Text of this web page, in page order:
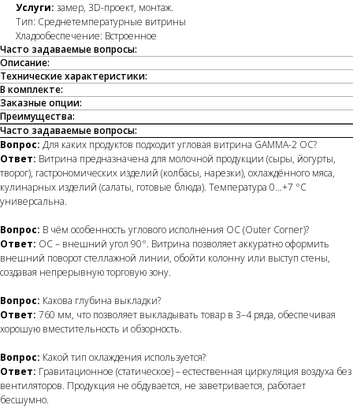
Услуги: замер, 3D-проект, монтаж.
Тип: Среднетемпературные витрины
Хладообеспечение: Встроенное
Часто задаваемые вопросы:
Описание:
Технические характеристики:
В комплекте:
Заказные опции:
Преимущества:
Часто задаваемые вопросы:
Вопрос: Для каких продуктов подходит угловая витрина GAMMA-2 OC?
Ответ: Витрина предназначена для молочной продукции (сыры, йогурты,
творог), гастрономических изделий (колбасы, нарезки), охлаждённого мяса,
кулинарных изделий (салаты, готовые блюда). Температура 0…+7 °C
универсальна.
Вопрос: В чём особенность углового исполнения OC (Outer Corner)?
Ответ: OC – внешний угол 90°. Витрина позволяет аккуратно оформить
внешний поворот стеллажной линии, обойти колонну или выступ стены,
создавая непрерывную торговую зону.
Вопрос: Какова глубина выкладки?
Ответ: 760 мм, что позволяет выкладывать товар в 3–4 ряда, обеспечивая
хорошую вместительность и обзорность.
Вопрос: Какой тип охлаждения используется?
Ответ: Гравитационное (статическое) – естественная циркуляция воздуха без
вентиляторов. Продукция не обдувается, не заветривается, работает
бесшумно.